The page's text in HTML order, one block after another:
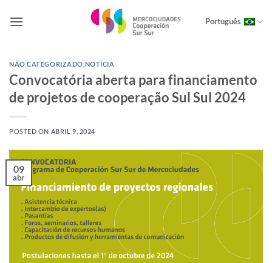
Português
NÃO CATEGORIZADO NOTÍCIA
Convocatória aberta para financiamento
de projetos de cooperação Sul Sul 2024
POSTED ON ABRIL 9, 2024
09
abr